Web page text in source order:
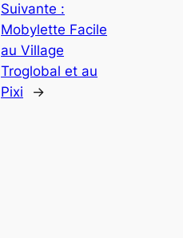
Suivante :
Mobylette Facile
au Village
Troglobal et au
Pixi
→